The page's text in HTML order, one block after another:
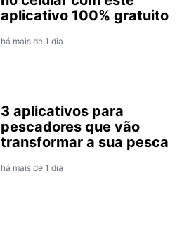
aplicativo 100% gratuito
há mais de 1 dia
3 aplicativos para
pescadores que vão
transformar a sua pesca
há mais de 1 dia